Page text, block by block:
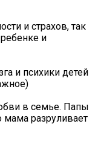
и страхов, так
и
и психики детей
в семье. Папы
мама разруливает